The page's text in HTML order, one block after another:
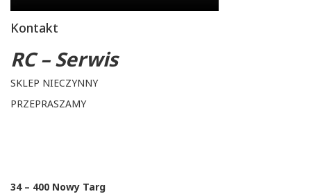
Kontakt
RC – Serwis
SKLEP NIECZYNNY
PRZEPRASZAMY
34 – 400 Nowy Targ